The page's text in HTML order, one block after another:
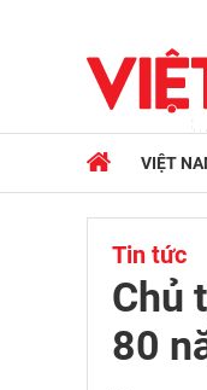
VIỆT
Tin tức
Chủ
80